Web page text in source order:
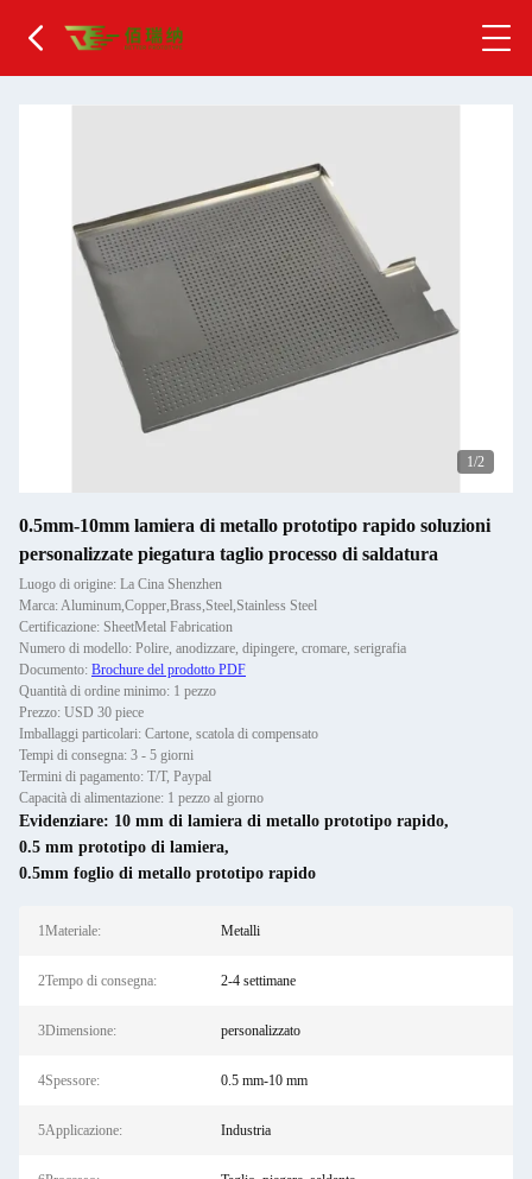
2/2
0.5mm-10mm lamiera di metallo prototipo rapido soluzioni
personalizzate piegatura taglio processo di saldatura
Luogo di origine: La Cina Shenzhen
Marca: Aluminum,Copper,Brass,Steel,Stainless Steel
Certificazione: SheetMetal Fabrication
Numero di modello: Polire, anodizzare, dipingere, cromare, serigrafia
Documento: Brochure del prodotto PDF
Quantità di ordine minimo: 1 pezzo
Prezzo: USD 30 piece
Imballaggi particolari: Cartone, scatola di compensato
Tempi di consegna: 3 - 5 giorni
Termini di pagamento: T/T, Paypal
Capacità di alimentazione: 1 pezzo al giorno
Evidenziare: 10 mm di lamiera di metallo prototipo rapido,
0.5 mm prototipo di lamiera,
0.5mm foglio di metallo prototipo rapido
1Materiale: Metalli
2Tempo di consegna: 2-4 settimane
3Dimensione: personalizzato
4Spessore: 0.5 mm-10 mm
5Applicazione: Industria